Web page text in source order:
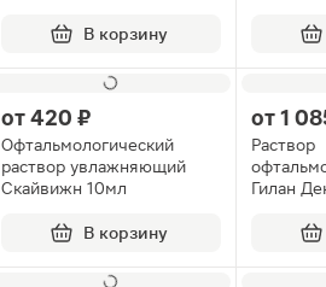
В корзину
от420 ₽
Офтальмологический
раствор увлажняющий
Скайвижн 10мл
В корзину
от1
Раствор
Гилан